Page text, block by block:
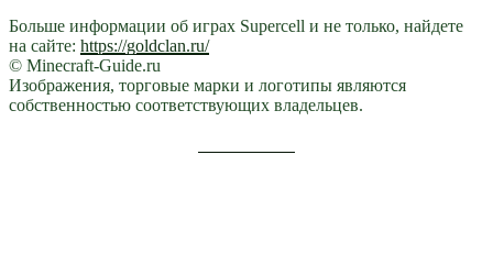
Больше информации об играх Supercell и не только, найдете
на сайте: https://goldclan.ru/
© Minecraft-Guide.ru
Изображения, торговые марки и логотипы являются
собственностью соответствующих владельцев.